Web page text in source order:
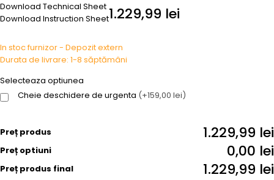
Download Technical Sheet
Download Instruction Sheet1.229,99 lei
In stoc furnizor - Depozit extern
Durata de livrare: 1-8 săptămâni
Selecteaza optiunea
Cheie deschidere de urgenta (+159,00 lei)
Preț produs 1.229,99 lei
Preț optiuni 0,00 lei
Preț produs final 1.229,99 lei